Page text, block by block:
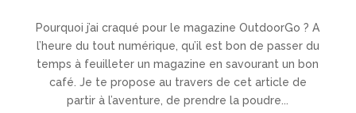
Pourquoi j’ai craqué pour le magazine OutdoorGo ? A
l’heure du tout numérique, qu’il est bon de passer du
temps à feuilleter un magazine en savourant un bon
café. Je te propose au travers de cet article de
partir à l’aventure, de prendre la poudre...